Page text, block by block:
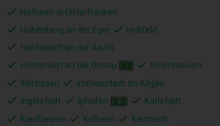
Hofheim in Unterfranken
Hohenberg an der Eger
Hollfeld
Höchstadt an der Aisch
Höchstädt an der Donau
Ichenhausen
Illertissen
Immenstadt im Allgäu
Ingolstadt
Iphofen K
Karlstadt
Kaufbeuren
Kelheim
Kemnath